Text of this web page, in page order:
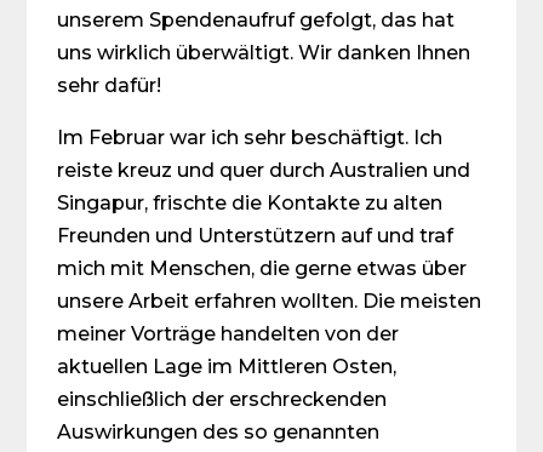
unserem Spendenaufruf gefolgt, das hat
uns wirklich überwältigt. Wir danken Ihnen
sehr dafür!
Im Februar war ich sehr beschäftigt. Ich
reiste kreuz und quer durch Australien und
Singapur, frischte die Kontakte zu alten
Freunden und Unterstützern auf und traf
mich mit Menschen, die gerne etwas über
unsere Arbeit erfahren wollten. Die meisten
meiner Vorträge handelten von der
aktuellen Lage im Mittleren Osten,
einschließlich der erschreckenden
Auswirkungen des so genannten